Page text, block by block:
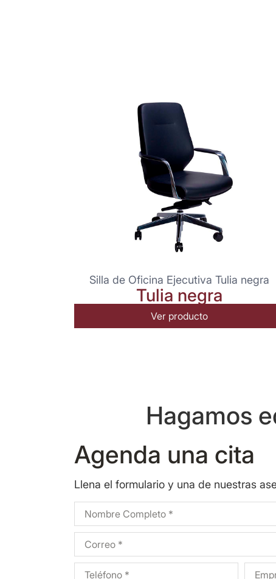
Silla de Oficina Ejecutiva Tulia negra
Tulia negra
Ver producto
Hagamos
Agenda una cita
Llena el formulario y una de nuestras